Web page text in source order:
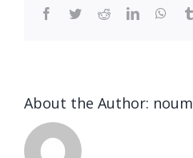
Facebook
TwitterRedditLinkedIn
About the Author: